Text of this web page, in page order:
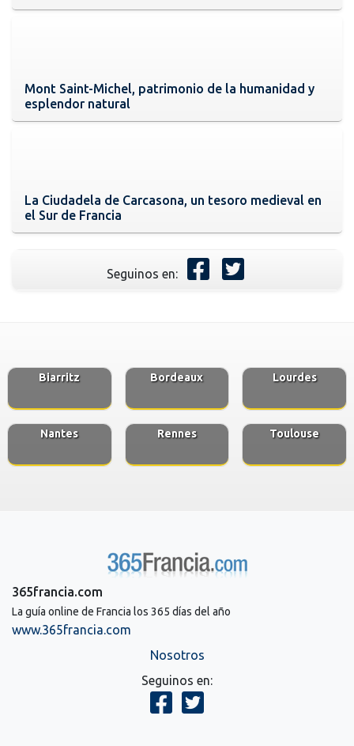
Mont Saint-Michel, patrimonio de la humanidad y
esplendor natural
La Ciudadela de Carcasona, un tesoro medieval en
el Sur de Francia
Seguinos en:
Biarritz Bordeaux Lourdes
Nantes Rennes Toulouse
365francia.com
La guía online de Francia los 365 días del año
www.365francia.com
Nosotros
Seguinos en: